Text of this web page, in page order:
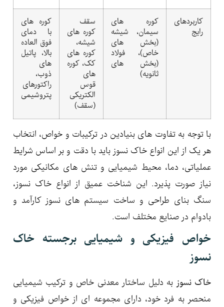
کاربردهای
رایج
کوره های
سیمان، شیشه
(بخش های
خاص)، فولاد
(بخش های
ثانویه)
سقف
کوره های
شیشه،
کوره های
کک، کوره
های
قوس
الکتریکی
(سقف)
کوره های
با دمای
فوق العاده
بالا، پاتیل
های
ذوب،
راکتورهای
پتروشیمی
با توجه به تفاوت های بنیادین در ترکیبات و خواص، انتخاب
هر یک از این انواع خاک نسوز باید با دقت و بر اساس شرایط
عملیاتی، دما، محیط شیمیایی و تنش های مکانیکی مورد
نیاز صورت پذیرد. این شناخت عمیق از انواع خاک نسوز،
سنگ بنای طراحی و ساخت سیستم های نسوز کارآمد و
بادوام در صنایع مختلف است.
خواص فیزیکی و شیمیایی برجسته خاک
نسوز
خاک نسوز به دلیل ساختار معدنی خاص و ترکیب شیمیایی
منحصر به فرد خود، دارای مجموعه ای از خواص فیزیکی و